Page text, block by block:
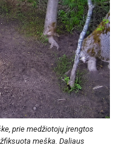
prie medžiotojų įrengtos
meška. Daliaus